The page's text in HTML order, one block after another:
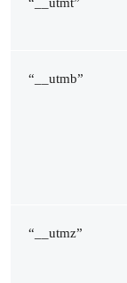
“__utmb”
“__utmz”